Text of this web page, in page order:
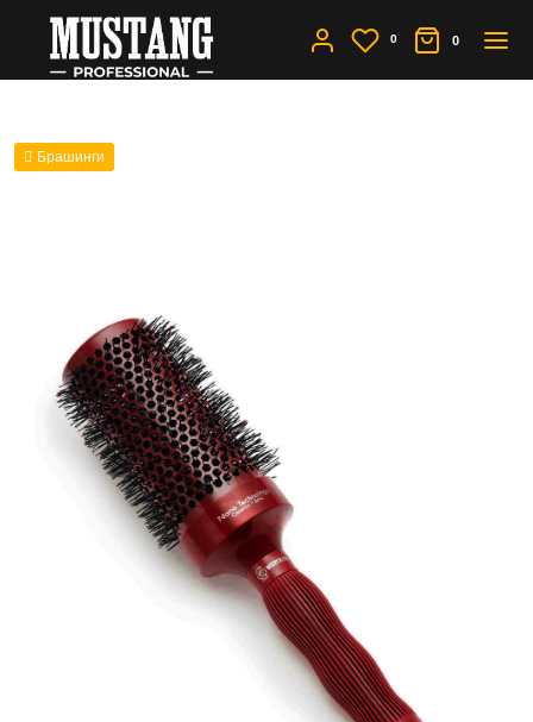
0 0
Брашинги